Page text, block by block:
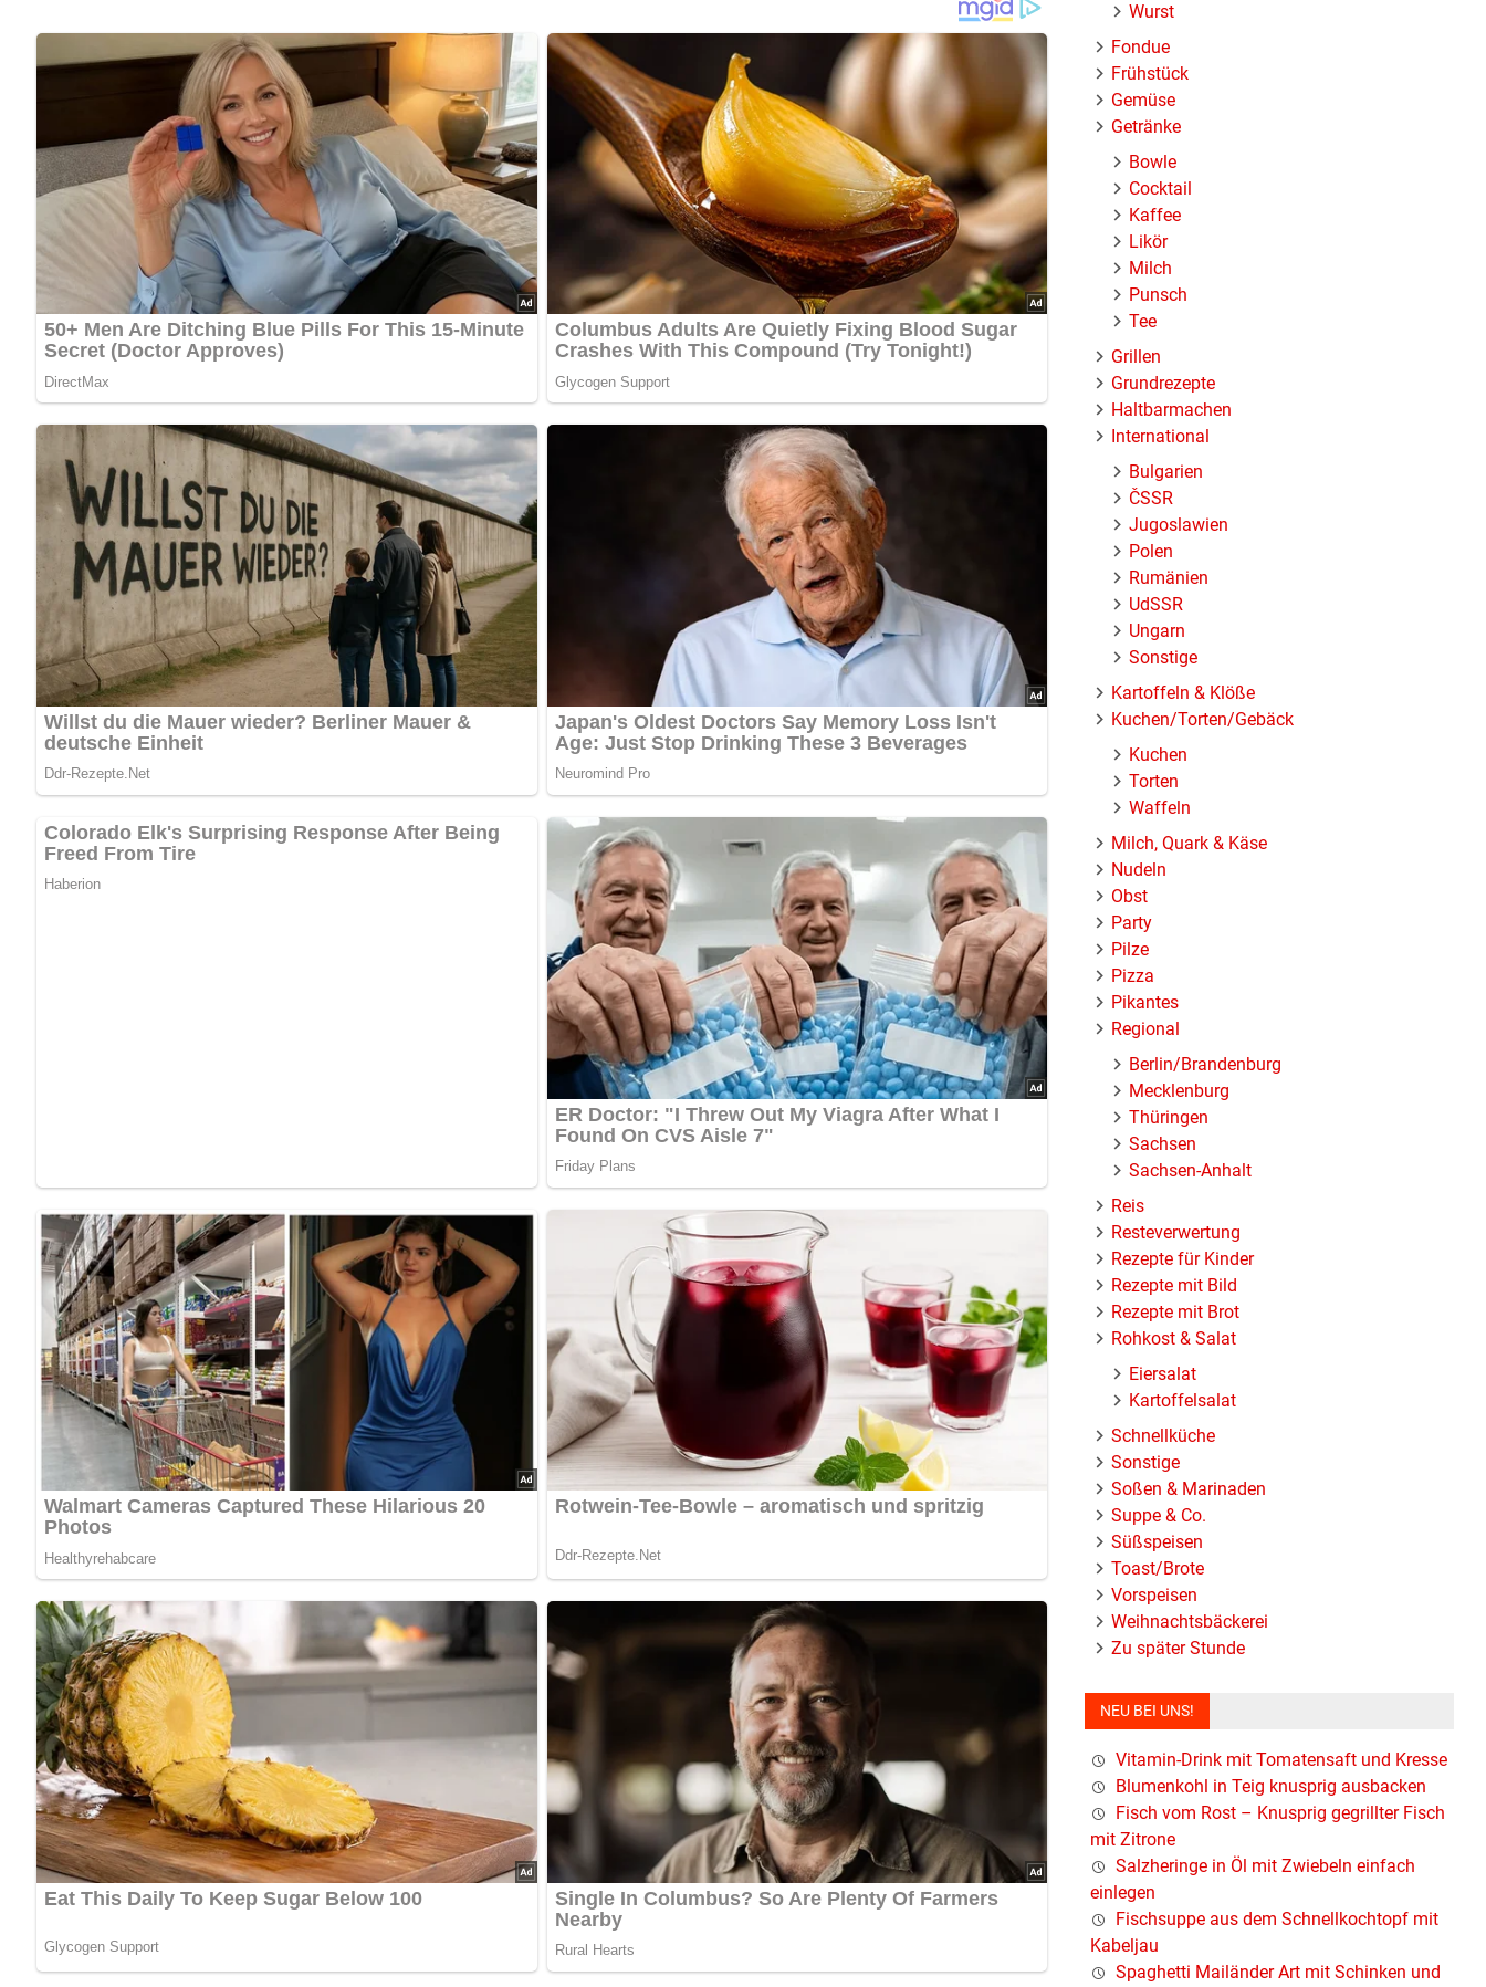
Die vorbereiteten Erdbeeren mit der Hälfte des Zuckers bestreuen. Die vorbereiteten Mandeln reiben. Stärkemehl und Eigelb in etwas
Milch anrühren.
In der übrigen Milch und in der Sahne die Mandeln aufkochen, den restlichen Zucker sowie das angequirlte Stärkemehl zugeben
und aufkochen lassen.
Das Eiweiß zusammen mit 1 Prise Salz steif schlagen und unter die fast ausgekühlte Krem ziehen. Zuletzt die Erdbeeren zugeben.
– Auf die gleiche Weise können Himbeeren, Brombeeren, Aprikosen oder Pfirsiche in Mandelkrem bereitet werden. Aprikosen und
Pfirsiche jedoch zuvor abziehen und halbieren oder vierteln.
Nach: Wir kochen gut, Verlag für die Frau Leipzig, DDR
5/5(1 Bewertung)
Wurst
Fondue
Frühstück
Gemüse
Getränke
Bowle
Cocktail
Kaffee
Likör
Milch
Punsch
Tee
Grillen
Grundrezepte
Haltbarmachen
International
Bulgarien
ČSSR
Jugoslawien
Polen
Rumänien
UdSSR
Ungarn
Sonstige
Kartoffeln & Klöße
Kuchen/Torten/Gebäck
Kuchen
Torten
Waffeln
Milch, Quark & Käse
Nudeln
Obst
Party
Pilze
Pizza
Pikantes
Regional
Berlin/Brandenburg
Mecklenburg
Thüringen
Sachsen
Sachsen-Anhalt
Reis
Resteverwertung
Rezepte für Kinder
Rezepte mit Bild
Rezepte mit Brot
Rohkost & Salat
Eiersalat
Kartoffelsalat
Schnellküche
Sonstige
Soßen & Marinaden
Suppe & Co.
Süßspeisen
Toast/Brote
Vorspeisen
Weihnachtsbäckerei
Zu später Stunde
NEU BEI UNS!
Vitamin-Drink mit Tomatensaft und Kresse
Blumenkohl in Teig knusprig ausbacken
Fisch vom Rost – Knusprig gegrillter Fisch
mit Zitrone
Salzheringe in Öl mit Zwiebeln einfach
einlegen
Fischsuppe aus dem Schnellkochtopf mit
Kabeljau
Spaghetti Mailänder Art mit Schinken und